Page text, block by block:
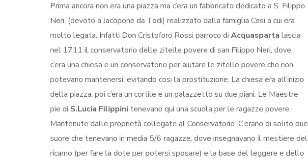
Prima ancora non era una piazza ma c’era un fabbricato dedicato a S. Filippo
Neri, (devoto a Jacopone da Todi) realizzato dalla famiglia Cesi a cui era
molto legata. Infatti Don Cristoforo Rossi parroco di Acquasparta lascia
nel 1711 il conservatorio delle zitelle povere di san Filippo Neri, dove
c’era una chiesa e un conservatorio per aiutare le zitelle povere che non
potevano mantenersi, evitando cosi la prostituzione. La chiesa era all’inizio
della piazza, poi c’era un cortile e un palazzetto su due piani. Le Maestre
pie di S.Lucia Filippini tenevano qui una scuola per le ragazze povere.
Mantenute dalle proprietà collegate al Conservatorio. C’erano di solito due
suore che tenevano in media 5/6 ragazze, dove insegnavano il mestiere del
ricamo (per fare la dote per potersi sposare) e la base del leggere e dello